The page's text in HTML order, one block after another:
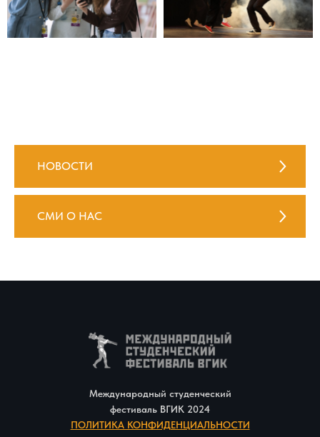
НОВОСТИ
СМИ О НАС
Международный студенческий
фестиваль ВГИК 2024
ПОЛИТИКА КОНФИДЕНЦИАЛЬНОСТИ